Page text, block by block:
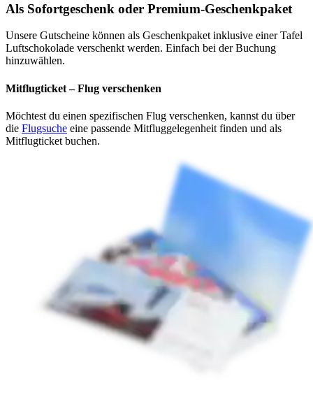
Als Sofortgeschenk oder Premium-Geschenkpaket
Unsere Gutscheine können als Geschenkpaket inklusive einer Tafel
Luftschokolade verschenkt werden. Einfach bei der Buchung
hinzuwählen.
Mitflugticket – Flug verschenken
Möchtest du einen spezifischen Flug verschenken, kannst du über
die Flugsuche eine passende Mitfluggelegenheit finden und als
Mitflugticket buchen.